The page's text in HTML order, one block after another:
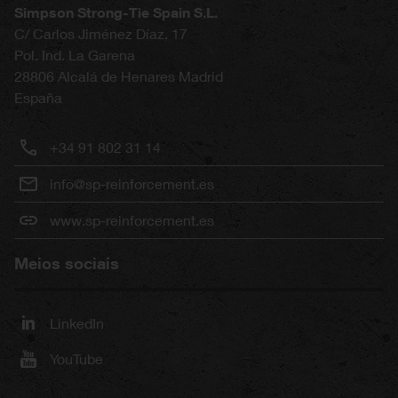
Simpson Strong-Tie Spain S.L.
C/ Carlos Jiménez Díaz, 17
Pol. Ind. La Garena
28806 Alcalá de Henares Madrid
España
+34 91 802 31 14
info@sp-reinforcement.es
www.sp-reinforcement.es
Meios sociais
LinkedIn
YouTube